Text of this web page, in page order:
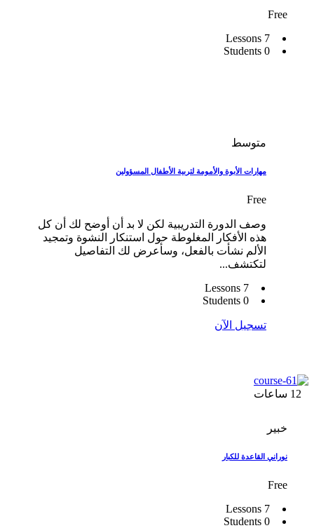
Free
7 Lessons
0 Students
متوسط
مهارات الأبوة والأمومة لتربية الأطفال المسؤولين
Free
وصف الدورة التدريبية لكن لا بد أن أوضح لك أن كل
هذه الأفكار المغلوطة حول استنكار النشوة وتمجيد
الألم نشأت بالفعل، وسأعرض لك التفاصيل
لتكتشف...
7 Lessons
0 Students
تسجيل الآن
ساعات
خبير
نوراني القاعدة للكبار
Free
7 Lessons
0 Students